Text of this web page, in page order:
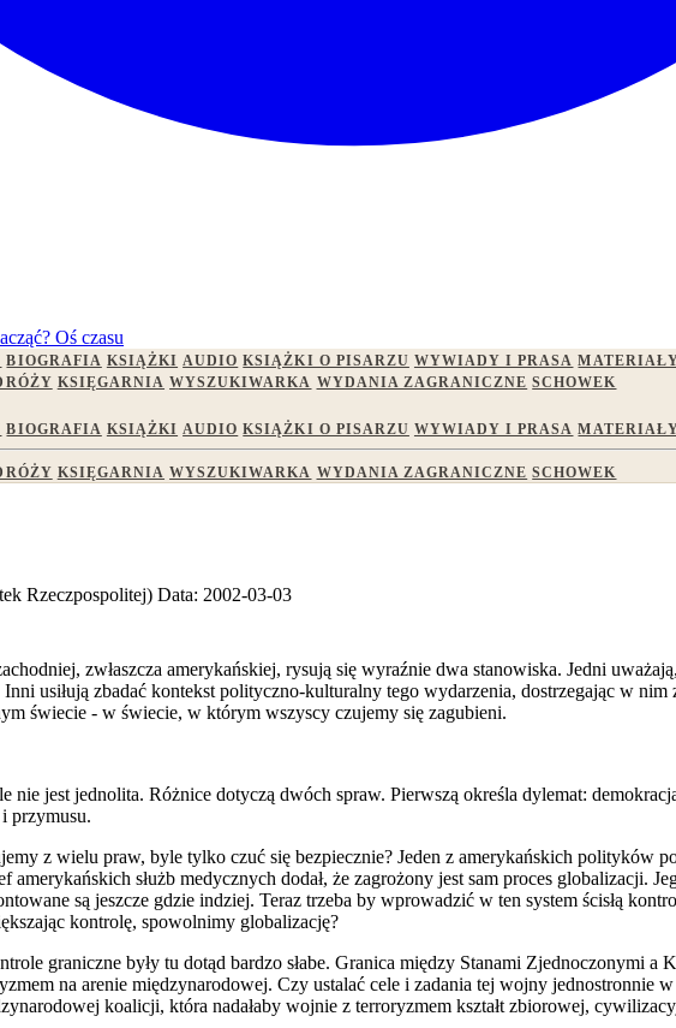
Oś czasu
BIOGRAFIA KSIĄŻKI AUDIO KSIĄŻKI O PISARZU WYWIADY I PRASA
KSIĘGARNIA WYSZUKIWARKA WYDANIA ZAGRANICZNE SCHOWEK
BIOGRAFIA KSIĄŻKI AUDIO KSIĄŻKI O PISARZU WYWIADY I PRASA
KSIĘGARNIA WYSZUKIWARKA WYDANIA ZAGRANICZNE SCHOWEK
Rzeczpospolitej) Data: 2002-03-03
zwłaszcza amerykańskiej, rysują się wyraźnie dwa stanowiska. Jedni
usiłują zbadać kontekst polityczno-kulturalny tego wydarzenia, dostrzegając w
świecie - w świecie, w którym wszyscy czujemy się zagubieni.
jest jednolita. Różnice dotyczą dwóch spraw. Pierwszą określa dylemat:
przymusu.
z wielu praw, byle tylko czuć się bezpiecznie? Jeden z amerykańskich polityków
służb medycznych dodał, że zagrożony jest sam proces globalizacji.
są jeszcze gdzie indziej. Teraz trzeba by wprowadzić w ten system ścisłą
kontrolę, spowolnimy globalizację?
graniczne były tu dotąd bardzo słabe. Granica między Stanami Zjednoczonymi
na arenie międzynarodowej. Czy ustalać cele i zadania tej wojny jednostronnie
koalicji, która nadałaby wojnie z terroryzmem kształt zbiorowej,